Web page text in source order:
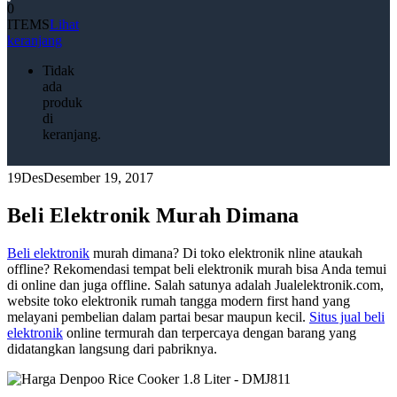
0
ITEMSLihat
keranjang
Tidak
ada
produk
di
keranjang.
19DesDesember 19, 2017
Beli Elektronik Murah Dimana
Beli elektronik murah dimana? Di toko elektronik nline ataukah
offline? Rekomendasi tempat beli elektronik murah bisa Anda temui
di online dan juga offline. Salah satunya adalah Jualelektronik.com,
website toko elektronik rumah tangga modern first hand yang
melayani pembelian dalam partai besar maupun kecil. Situs jual beli
elektronik online termurah dan terpercaya dengan barang yang
didatangkan langsung dari pabriknya.